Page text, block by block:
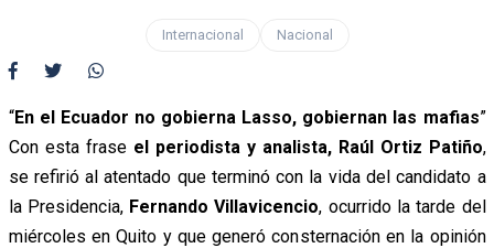
Internacional Nacional
“En el Ecuador no gobierna Lasso, gobiernan las mafias”
Con esta frase el periodista y analista, Raúl Ortiz Patiño,
se refirió al atentado que terminó con la vida del candidato a
la Presidencia, Fernando Villavicencio, ocurrido la tarde del
miércoles en Quito y que generó consternación en la opinión